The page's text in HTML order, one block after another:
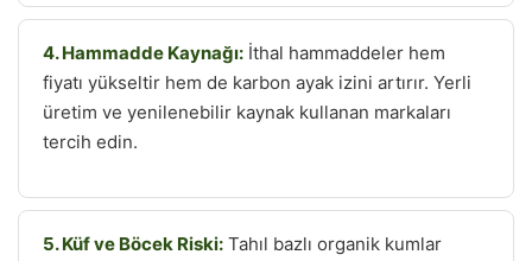
4. Hammadde Kaynağı: İthal hammaddeler hem
fiyatı yükseltir hem de karbon ayak izini artırır. Yerli
üretim ve yenilenebilir kaynak kullanan markaları
tercih edin.
5. Küf ve Böcek Riski: Tahıl bazlı organik kumlar